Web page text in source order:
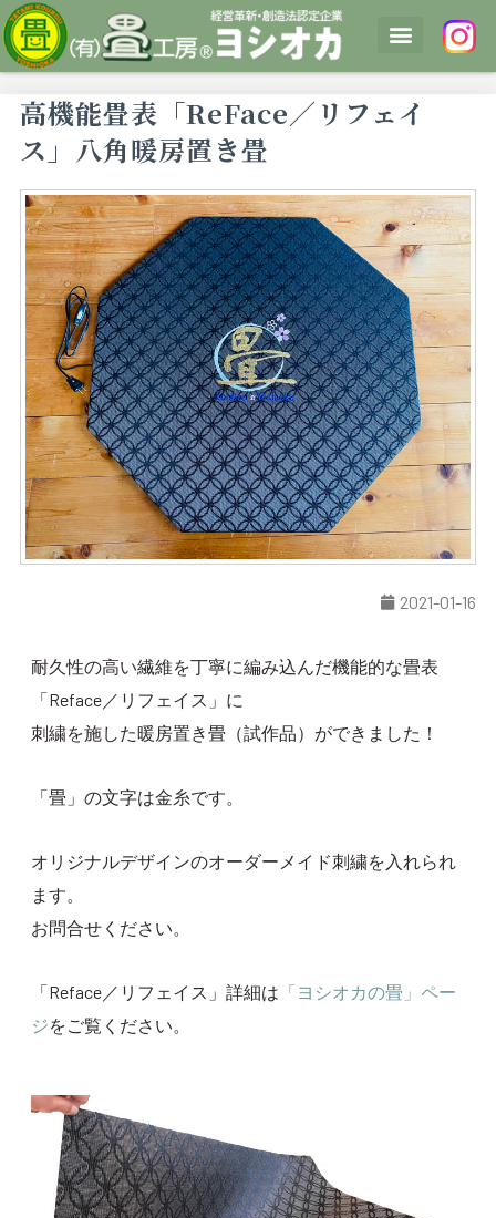
内
容
を
高機能畳表「ReFace／リフェイ
ス」八角暖房置き畳
2021-01-16
耐久性の高い繊維を丁寧に編み込んだ機能的な畳表
「Reface／リフェイス」に
刺繍を施した暖房置き畳（試作品）ができました！
「畳」の文字は金糸です。
オリジナルデザインのオーダーメイド刺繍を入れられ
ます。
お問合せください。
「Reface／リフェイス」詳細は 「ヨシオカの畳」ペー
ジをご覧ください。